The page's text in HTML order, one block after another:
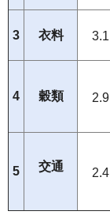
3 衣料 3.1
4 穀類 2.9
5 交通 2.4